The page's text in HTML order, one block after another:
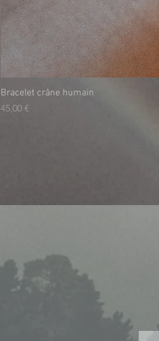
Bracelet crâne humain
Τιμή
45,00 €